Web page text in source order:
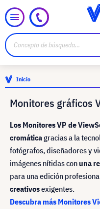
Inicio
Monitores gráficos
Los Monitores VP de
cromáticagracias a la
fotógrafos, diseñadores y
imágenes nítidas conuna
para una edición
creativosexigentes.
Descubra más Monitores